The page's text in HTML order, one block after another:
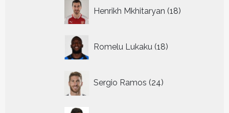
Henrikh Mkhitaryan 18
producten
Romelu Lukaku 18
producten
Sergio Ramos 24
producten